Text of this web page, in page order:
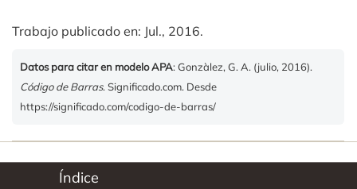
Trabajo publicado en: Jul., 2016.
Datos para citar en modelo APA: Gonzàlez, G. A. (julio, 2016).
Código de Barras. Significado.com. Desde
https://significado.com/codigo-de-barras/
Índice